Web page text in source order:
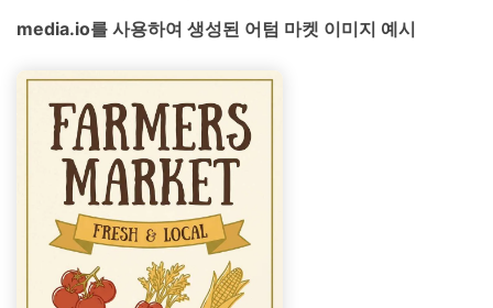
media.io를 사용하여 생성된 어텀 마켓 이미지 예시